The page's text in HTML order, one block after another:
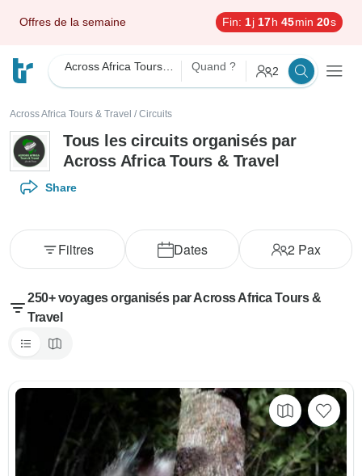
Offres de la semaine Fin: 1j 17h 45min 18s
Quand ? 2
Across Africa Tours & Travel / Circuits
Tous les circuits organisés par
Across Africa Tours & Travel
Share
Dates 2Pax
Filtres
250+ voyages organisés par Across Africa Tours &
Travel